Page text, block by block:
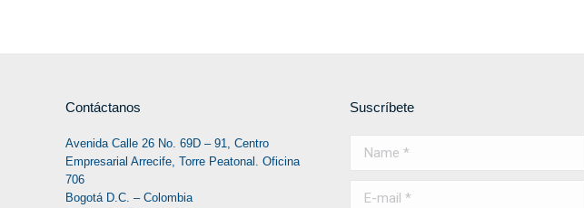
Contáctanos
Avenida Calle 26 No. 69D – 91, Centro
Empresarial Arrecife, Torre Peatonal. Oficina
706
Bogotá D.C. – Colombia
Suscríbete